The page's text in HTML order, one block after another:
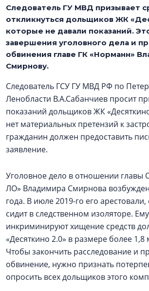
Следователь ГУ МВД призывает
откликнуться дольщиков ЖК
которые не давали показаний.
завершения уголовного дела и
обвинения главе ГК «Норманн»
Смирнову.
Следователь ГСУ ГУ МВД РФ по
Ленобласти В.А.Сабанчиев просит
показаний дольщиков ЖК
нет материальных претензий к
гражданин должен предоставить
заявление.
Уголовное дело в отношении
ЛО» Владимира Смирнова
года. В июле 2019-го его арестовали,
сидит в следственном изоляторе. Ему
инкриминируют хищение средств
«Десяткино 2.0» в размере более 1,8
Чтобы закончить расследование и
обвинение, нужно признать
опросить всех дольщиков этого